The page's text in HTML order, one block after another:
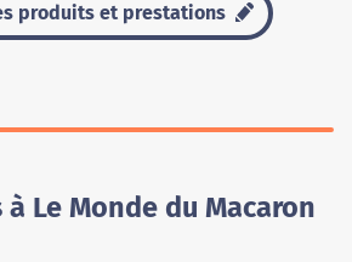
produits et prestations
à Le Monde du Macaron